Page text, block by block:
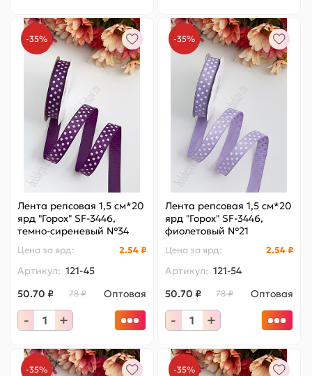
-35%
Лента репсовая 1,5 см*20
ярд "Горох" SF-3446,
темно-сиреневый №34
Цена за ярд: 2.54 ₽
Артикул: 121-45
50.70 ₽
78 ₽ Оптовая
- +
-35%
Лента репсовая 1,5 см*20
ярд "Горох" SF-3446,
фиолетовый №21
Цена за ярд: 2.54 ₽
Артикул: 121-54
50.70 ₽
78 ₽ Оптовая
- +
-35% -35%